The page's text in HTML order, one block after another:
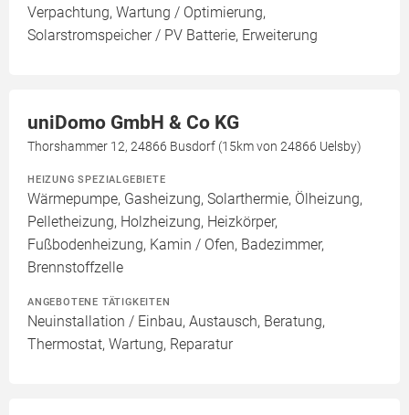
Verpachtung, Wartung / Optimierung,
Solarstromspeicher / PV Batterie, Erweiterung
uniDomo GmbH & Co KG
Thorshammer 12, 24866 Busdorf (15km von 24866 Uelsby)
HEIZUNG SPEZIALGEBIETE
Wärmepumpe, Gasheizung, Solarthermie, Ölheizung,
Pelletheizung, Holzheizung, Heizkörper,
Fußbodenheizung, Kamin / Ofen, Badezimmer,
Brennstoffzelle
ANGEBOTENE TÄTIGKEITEN
Neuinstallation / Einbau, Austausch, Beratung,
Thermostat, Wartung, Reparatur